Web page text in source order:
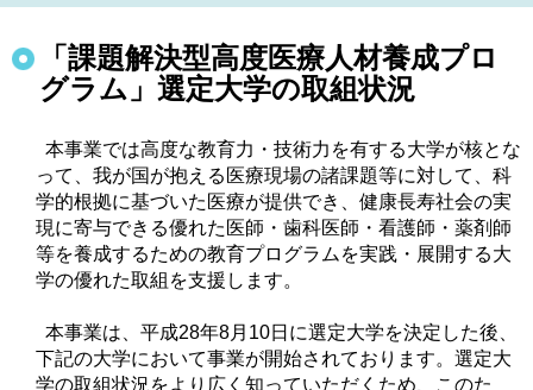
「課題解決型高度医療人材養成プロ
グラム」選定大学の取組状況
本事業では高度な教育力・技術力を有する大学が核とな
って、我が国が抱える医療現場の諸課題等に対して、科
学的根拠に基づいた医療が提供でき、健康長寿社会の実
現に寄与できる優れた医師・歯科医師・看護師・薬剤師
等を養成するための教育プログラムを実践・展開する大
学の優れた取組を支援します。
本事業は、平成28年8月10日に選定大学を決定した後、
下記の大学において事業が開始されております。選定大
学の取組状況をより広く知っていただくため、このた